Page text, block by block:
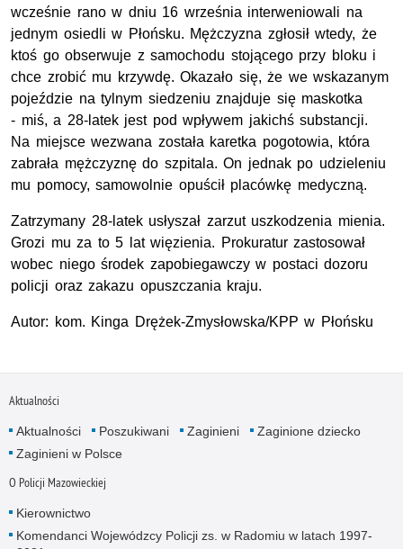
wcześnie rano w dniu 16 września interweniowali na
jednym osiedli w Płońsku. Mężczyzna zgłosił wtedy, że
ktoś go obserwuje z samochodu stojącego przy bloku i
chce zrobić mu krzywdę. Okazało się, że we wskazanym
pojeździe na tylnym siedzeniu znajduje się maskotka
- miś, a 28-latek jest pod wpływem jakichś substancji.
Na miejsce wezwana została karetka pogotowia, która
zabrała mężczyznę do szpitala. On jednak po udzieleniu
mu pomocy, samowolnie opuścił placówkę medyczną.
Zatrzymany 28-latek usłyszał zarzut uszkodzenia mienia.
Grozi mu za to 5 lat więzienia. Prokuratur zastosował
wobec niego środek zapobiegawczy w postaci dozoru
policji oraz zakazu opuszczania kraju.
Autor: kom. Kinga Drężek-Zmysłowska/KPP w Płońsku
Aktualności
Aktualności Poszukiwani Zaginieni
Zaginione dziecko
Zaginieni w Polsce
O Policji Mazowieckiej
Kierownictwo
Komendanci Wojewódzcy Policji zs. w Radomiu w latach 1997-